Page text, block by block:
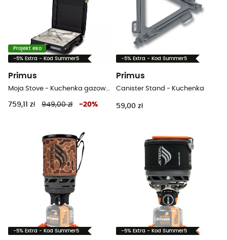
Projekt eko
-5% Extra - Kod Summer5
Primus
Moja Stove - Kuchenka gazowa turystyczna
759,11 zł 949,00 zł -20%
-5% Extra - Kod Summer5
Primus
Canister Stand - Kuchenka
59,00 zł
-5% Extra - Kod Summer5 -5% Extra - Kod Summer5